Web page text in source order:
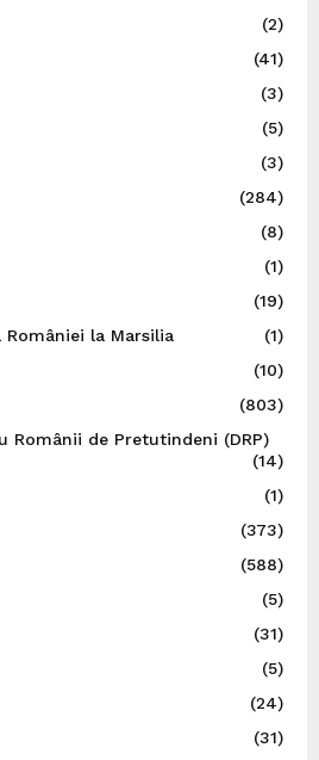
(2)
(41)
(3)
(5)
(3)
(284)
(8)
(1)
(19)
la Marsilia
(1)
(10)
(803)
Românii de Pretutindeni (DRP)
(14)
(1)
(373)
(588)
(5)
(31)
(5)
(24)
(31)